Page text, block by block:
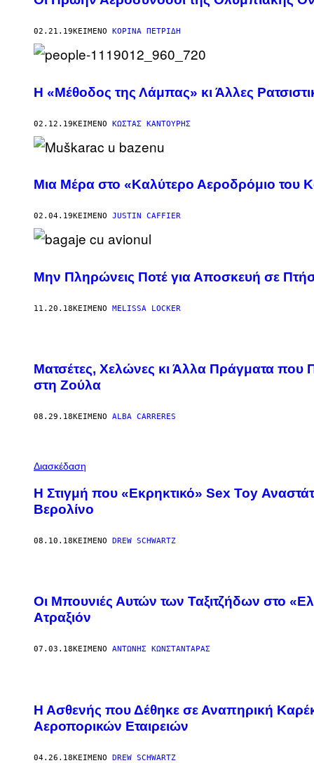
02.21.19ΚΕΊΜΕΝΟ ΚΟΡΊΝΑ ΠΕΤΡΊΔΗ
Η «Μέθοδος της Λάμπας» κι Άλλες
02.12.19ΚΕΊΜΕΝΟ ΚΏΣΤΑΣ ΚΑΝΤΟΎΡΗΣ
Mια Μέρα στο «Καλύτερο Αεροδρόμιο του
02.04.19ΚΕΊΜΕΝΟ JUSTIN CAFFIER
Μην Πληρώνεις Ποτέ για Αποσκευή σε
11.20.18ΚΕΊΜΕΝΟ MELISSA LOCKER
Ματσέτες, Χελώνες κι Άλλα Πράγματα
στη Ζούλα
08.29.18ΚΕΊΜΕΝΟ ALBA CARRERES
Διασκέδαση
Η Στιγμή που «Εκρηκτικό» Sex Toy
Βερολίνο
08.10.18ΚΕΊΜΕΝΟ DREW SCHWARTZ
Οι Μπουνιές Αυτών των Ταξιτζήδων στο
Ατραξιόν
07.03.18ΚΕΊΜΕΝΟ ΑΝΤΏΝΗΣ ΚΩΝΣΤΑΝΤΆΡΑΣ
Η Ασθενής που Δέθηκε σε Αναπηρική
Αεροπορικών Eταιρειών
04.26.18ΚΕΊΜΕΝΟ DREW SCHWARTZ